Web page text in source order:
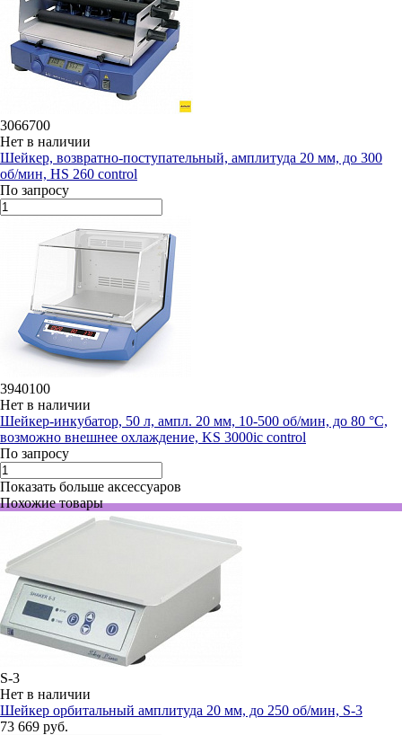
3066700
Нет в наличии
Шейкер, возвратно-поступательный, амплитуда 20 мм, до 300
об/мин, HS 260 control
По запросу
3940100
Нет в наличии
Шейкер-инкубатор, 50 л, ампл. 20 мм, 10-500 об/мин, до 80 °C,
возможно внешнее охлаждение, KS 3000iс control
По запросу
Показать больше аксессуаров
Похожие товары
S-3
Нет в наличии
Шейкер орбитальный амплитуда 20 мм, до 250 об/мин, S-3
73 669 руб.